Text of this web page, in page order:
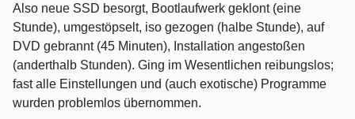
Also neue SSD besorgt, Bootlaufwerk geklont (eine
Stunde), umgestöpselt, iso gezogen (halbe Stunde), auf
DVD gebrannt (45 Minuten), Installation angestoßen
(anderthalb Stunden). Ging im Wesentlichen reibungslos;
fast alle Einstellungen und (auch exotische) Programme
wurden problemlos übernommen.